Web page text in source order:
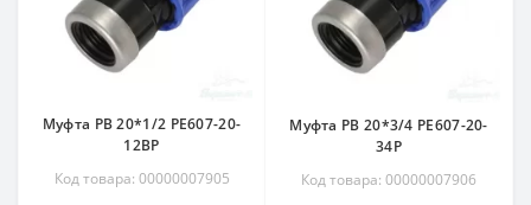
Муфта РВ 20*1/2 РЕ607-20-
12ВР
Код товара: 00000007905
Муфта РВ 20*3/4 РЕ607-20-
34Р
Код товара: 00000007906